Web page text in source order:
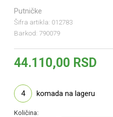
Putničke
Šifra artikla: 012783
Barkod: 790079
44.110,00 RSD
4 komada na lageru
Količina: